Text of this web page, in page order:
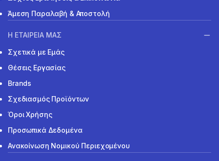
Άμεση Παραλαβή & Αποστολή
Η ΕΤΑΙΡΕΙΑ ΜΑΣ
Σχετικά με Εμάς
Θέσεις Εργασίας
Brands
Σχεδιασμός Προϊόντων
Όροι Χρήσης
Προσωπικά Δεδομένα
Ανακοίνωση Νομικού Περιεχομένου